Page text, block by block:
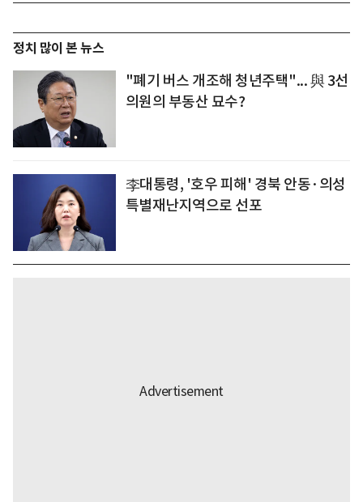
정치 많이 본 뉴스
"폐기 버스 개조해 청년주택"... 與 3선
의원의 부동산 묘수?
李대통령, '호우 피해' 경북 안동·의성
특별재난지역으로 선포